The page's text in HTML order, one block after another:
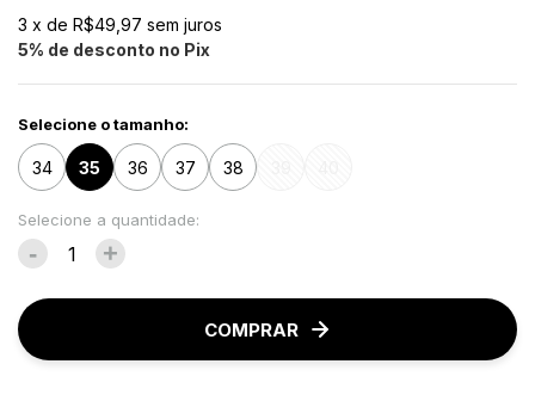
3 x de R$49,97 sem juros
5% de desconto no Pix
Selecione o tamanho:
34 35 36 37 38
Selecione a quantidade:
- +
COMPRAR